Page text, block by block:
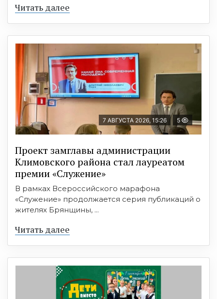
Читать далее
7 АВГУСТА 2026, 15:26 5
Проект замглавы администрации
Климовского района стал лауреатом
премии «Служение»
В рамках Всероссийского марафона
«Служение» продолжается серия публикаций о
жителях Брянщины, ...
Читать далее